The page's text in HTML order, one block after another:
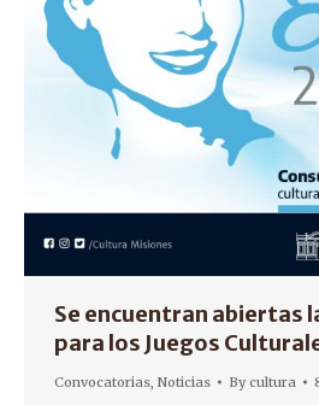
Se encuentran abiertas
para los Juegos
Convocatorias, Noticias Bycultura